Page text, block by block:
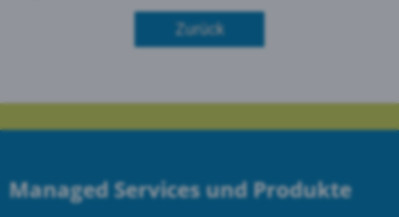
Zurück
Managed Services und Produkte